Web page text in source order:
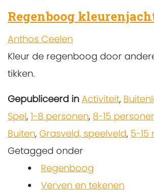
Regenboog
Anthos Ceelen
Kleur de regenboog door
tikken.
Gepubliceerd in Activiteit,
Spel, 1-8 personen, 8-15
Buiten, Grasveld, speelveld, 5-15
Getagged onder
Regenboog
Verven en tekenen